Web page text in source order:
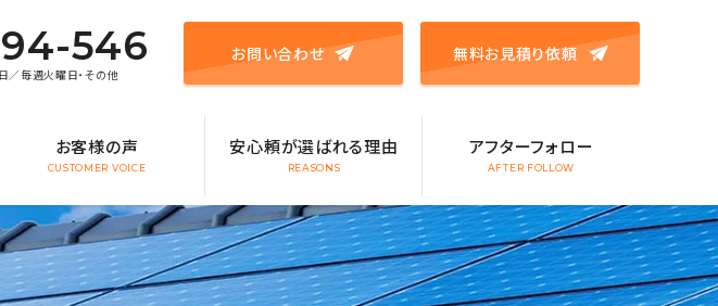
546
毎週火曜日・その他
お問い合わせ 無料お見積り依頼
お客様の声
CUSTOMER VOICE
安心頼が選ばれる理由
REASONS
アフターフォロー
AFTER FOLLOW